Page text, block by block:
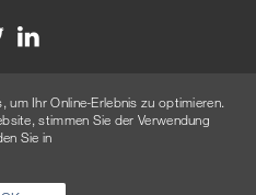
Werbung
AM WASSER
Ihr Online-Erlebnis zu optimieren.
stimmen Sie der Verwendung
Sie in